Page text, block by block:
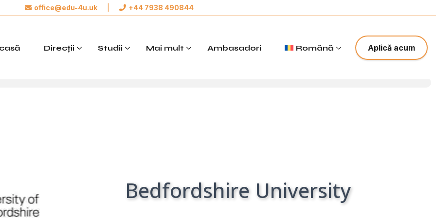
x
office@edu-4u.uk +44 7938 490844
Direcții Studii Mai mult Ambasadori Română Aplică acum
Bedfordshire University